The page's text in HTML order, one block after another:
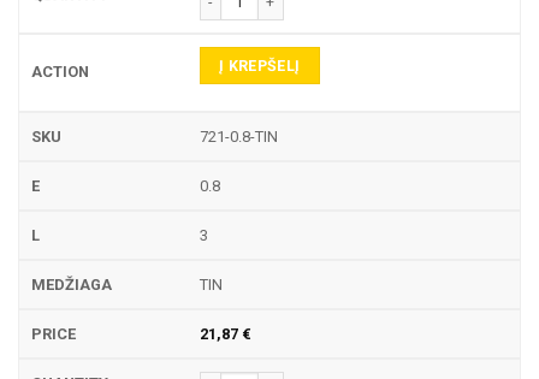
Į KREPŠELĮ
721-0.8-TIN
0.8
3
TIN
21,87 €